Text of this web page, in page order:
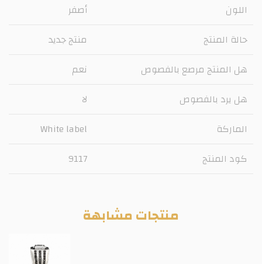
اللون
أصفر
حالة المنتج
منتج جديد
هل المنتج مرصع بالفصوص
نعم
هل يرد بالفصوص
لا
الماركة
White label
كود المنتج
9117
منتجات مشابهة